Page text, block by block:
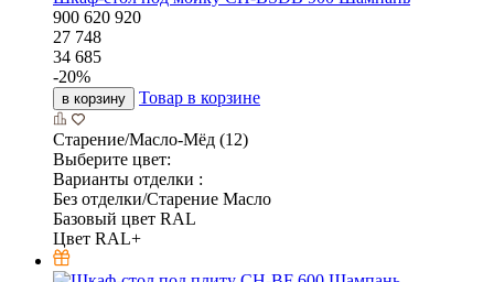
900 620 920
27 748
34 685
-20%
в корзину Товар в корзине
Старение/Масло-Мёд (12)
Выберите цвет:
Варианты отделки :
Без отделки/Старение Масло
Базовый цвет RAL
Цвет RAL+